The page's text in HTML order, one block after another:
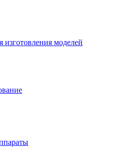
изготовления моделей